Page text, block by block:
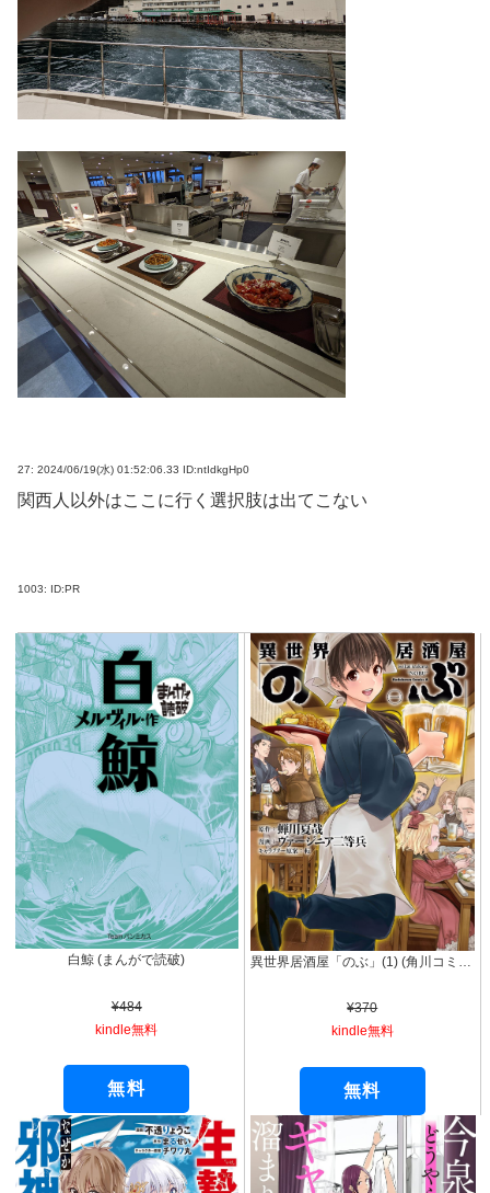
27: 2024/06/19(水) 01:52:06.33 ID:ntIdkgHp0
関西人以外はここに行く選択肢は出てこない
1003: ID:PR
白鯨 (まんがで読破)
¥484
kindle無料
無料
¥370
kindle無料
無料